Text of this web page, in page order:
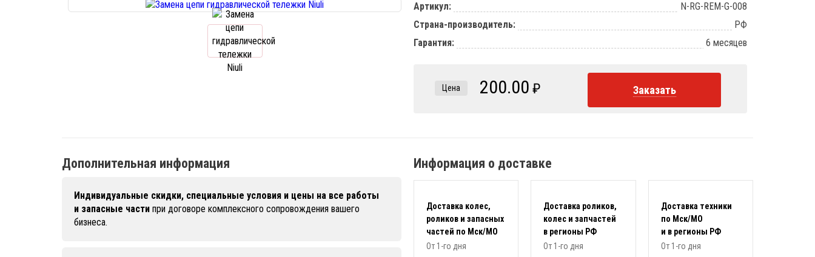
Артикул:
N-RG-REM-G-008
Страна-производитель:
РФ
Гарантия:
6 месяцев
Цена 200.00 ₽ Заказать
Дополнительная информация
Индивидуальные скидки, специальные условия и цены на все работы
и запасные части при договоре комплексного сопровождения вашего
бизнеса.
Информация о доставке
Доставка колес,
роликов и запасных
частей по Мск/МО
От 1-го дня
Доставка роликов,
колес и запчастей
в регионы РФ
От 1-го дня
Доставка техники
по Мск/МО
и в регионы РФ
От 1-го дня